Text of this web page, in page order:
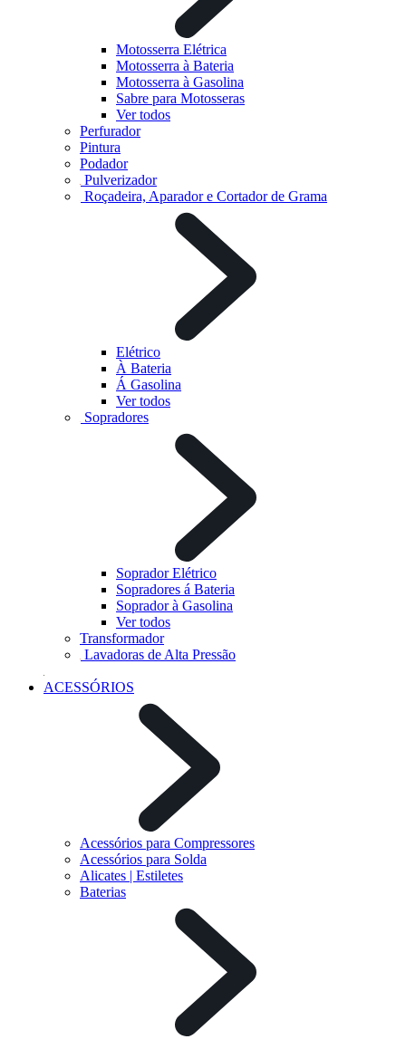
Motosserra Elétrica
Motosserra à Bateria
Motosserra à Gasolina
Sabre para Motosseras
Ver todos
Perfurador
Pintura
Podador
Pulverizador
Roçadeira, Aparador e Cortador de Grama
Elétrico
À Bateria
Á Gasolina
Ver todos
Sopradores
Soprador Elétrico
Sopradores á Bateria
Soprador à Gasolina
Ver todos
Transformador
Lavadoras de Alta Pressão
ACESSÓRIOS
Acessórios para Compressores
Acessórios para Solda
Alicates | Estiletes
Baterias